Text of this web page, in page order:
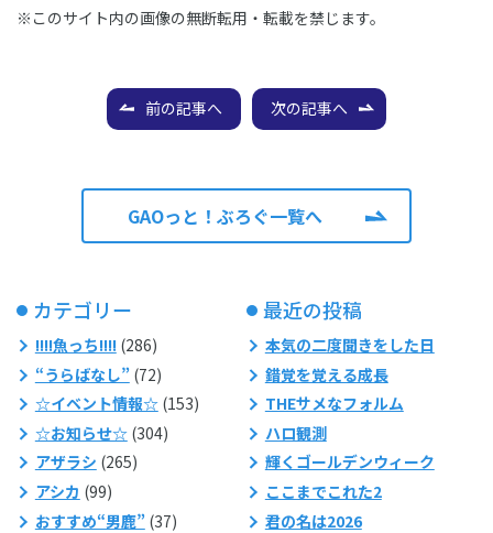
※このサイト内の画像の無断転用・転載を禁じます。
前の記事へ 次の記事へ
GAOっと！ぶろぐ一覧へ
カテゴリー
!!!!魚っち!!!!(286)
“うらばなし”(72)
☆イベント情報☆(153)
☆お知らせ☆(304)
アザラシ (265)
アシカ (99)
おすすめ“男鹿”(37)
最近の投稿
本気の二度聞きをした日
錯覚を覚える成長
THEサメなフォルム
ハロ観測
輝くゴールデンウィーク
ここまでこれた2
君の名は2026